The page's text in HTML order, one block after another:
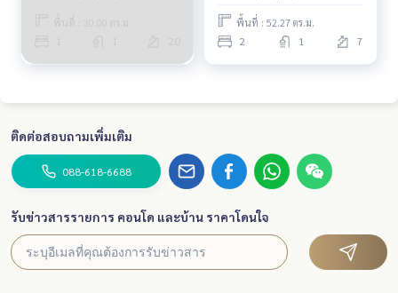
พื้นที่ : 30.00 ตร.ม.
20
พื้นที่ : 52.27 ตร.ม.
2 1 7
ติดต่อสอบถามเพิ่มเติม
088-618-6688
รับข่าวสารรายการ คอนโด และบ้าน ราคาโดนใจ